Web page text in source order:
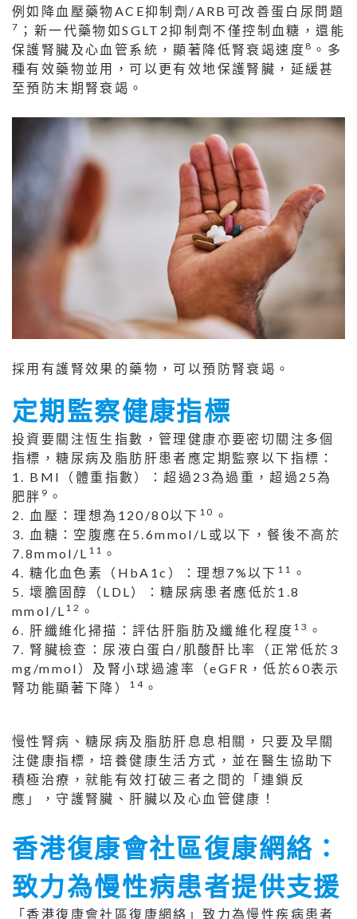
例如降血壓藥物ACE抑制劑/ARB可改善蛋白尿問題
7 ；新一代藥物如SGLT2抑制劑不僅控制血糖，還能
保護腎臟及心血管系統，顯著降低腎衰竭速度 8 。多
種有效藥物並用，可以更有效地保護腎臟，延緩甚
至預防末期腎衰竭。
採用有護腎效果的藥物，可以預防腎衰竭。
定期監察健康指標
投資要關注恆生指數，管理健康亦要密切關注多個
指標，糖尿病及脂肪肝患者應定期監察以下指標：
1. BMI（體重指數）：超過23為過重，超過25為
肥胖 9 。
2. 血壓：理想為120/80以下 10 。
3. 血糖：空腹應在5.6mmol/L或以下，餐後不高於
7.8mmol/L 11 。
4. 糖化血色素（HbA1c）：理想7%以下 11 。
5. 壞膽固醇（LDL）：糖尿病患者應低於1.8
mmol/L 12 。
6. 肝纖維化掃描：評估肝脂肪及纖維化程度 13 。
7. 腎臟檢查：尿液白蛋白/肌酸酐比率（正常低於3
mg/mmol）及腎小球過濾率（eGFR，低於60表示
腎功能顯著下降）
14 。
慢性腎病、糖尿病及脂肪肝息息相關，只要及早關
注健康指標，培養健康生活方式，並在醫生協助下
積極治療，就能有效打破三者之間的「連鎖反
應」，守護腎臟、肝臟以及心血管健康！
香港復康會社區復康網絡：
致力為慢性病患者提供支援
「香港復康會社區復康網絡」致力為慢性疾病患者